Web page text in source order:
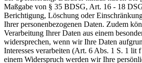
Maßgabe von § 35 BDSG, Art. 16 - 18
Berichtigung, Löschung oder
Ihrer personenbezogenen Daten. Zudem
Verarbeitung Ihrer Daten aus einem
widersprechen, wenn wir Ihre Daten
Interesses verarbeiten (Art. 6 Abs. 1 S. 1
einem Widerspruch werden wir Ihre